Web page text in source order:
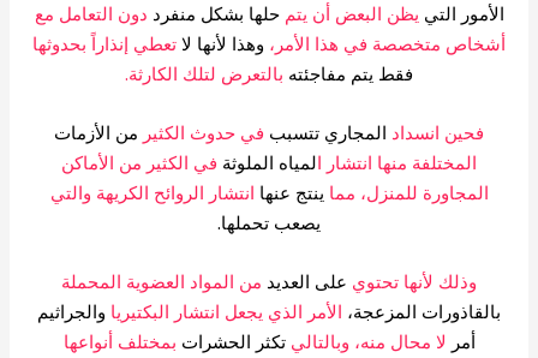
التي يظن البعض أن يتمحلها بشكل منفرددون التعامل مع
متخصصة في هذا الأمر، وهذا لأنها لاتعطي إنذاراً بحدوثها
فقط يتم مفاجئتهبالتعرض لتلك الكارثة.
فحين انسدادالمجاري تتسببفي حدوث الكثيرمن الأزمات
المختلفة منها انتشار المياه الملوثةفي الكثير من الأماكن
المجاورة للمنزل، مماينتج عنهاانتشار الروائح الكريهة والتي
يصعب تحملها.
وذلك لأنها تحتويعلى العديدمن المواد العضوية المحملة
المزعجة، الأمر الذي يجعل انتشار البكتيرياوالجراثيم
لا محال منه، وبالتاليتكثر الحشراتبمختلف أنواعها